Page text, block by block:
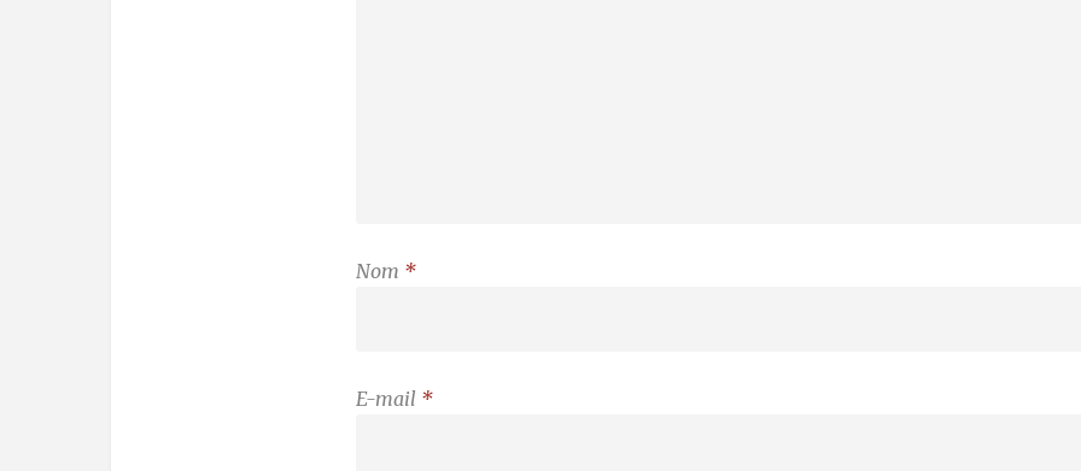
Nom *
E-mail *